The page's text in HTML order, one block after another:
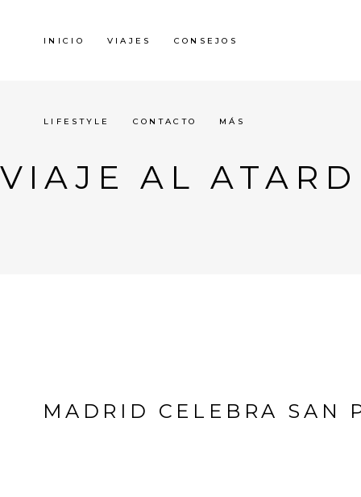
INICIO VIAJES CONSEJOS
LIFESTYLE CONTACTO MÁS
VIAJE AL
MADRID CELEBRA SAN